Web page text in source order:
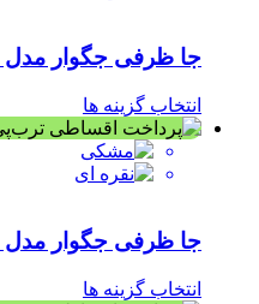
مارال
نوین صنعت
هارمونی
هایلو
هدیه
ویپ
یونیکس
جا ظرفی جگوار
انتخاب گزینه ها
جا ظرفی جگوار مدل
انتخاب گزینه ها